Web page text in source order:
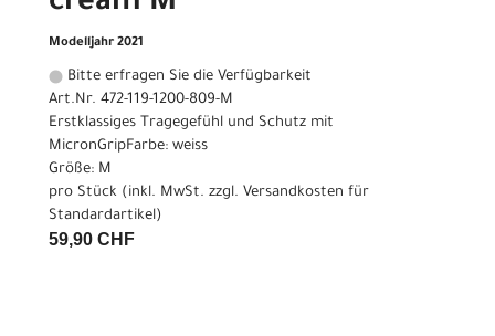
Modelljahr 2021
Bitte erfragen Sie die Verfügbarkeit
Art.Nr. 472-119-1200-809-M
Erstklassiges Tragegefühl und Schutz mit
MicronGripFarbe: weiss
Größe: M
pro Stück (inkl. MwSt. zzgl. Versandkosten für
Standardartikel)
59,90 CHF